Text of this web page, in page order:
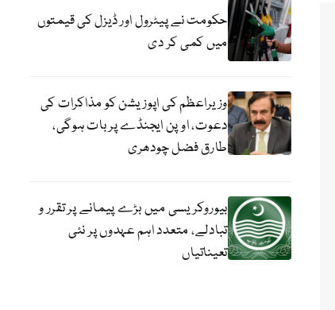
حکومت نے پیٹرول اور ڈیزل کی قیمتوں
میں کمی کر دی
وزیراعظم کی اپوزیشن کو مذاکرات کی
دعوت، اوپن ایجنڈے پر بات ہوگی،
طارق فضل چودھری
بیوروکریسی میں بڑے پیمانے پر تقرر و
تبادلے، متعدد اہم عہدوں پر نئی
تعیناتیاں